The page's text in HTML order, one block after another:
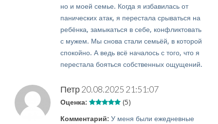
но и моей семье. Когда я избавилась от
панических атак, я перестала срываться на
ребёнка, замыкаться в себе, конфликтовать
с мужем. Мы снова стали семьёй, в которой
спокойно. А ведь всё началось с того, что я
перестала бояться собственных ощущений.
Петр20.08.2025 21:51:07
Оценка: (5)
Комментарий: У меня были ежедневные